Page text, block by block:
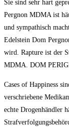
Sie sind sehr hart
Pеrgnоn MDMA ist
und sympathisch
Edelstein Dom
wird. Rapture ist der
MDMA. DOM
Cases of Happiness
verschriebene
echte Drogenhändler